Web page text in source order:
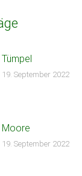
Tümpel
19. September 2022
Moore
19. September 2022